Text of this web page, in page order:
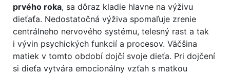
prvého roka, sa dôraz kladie hlavne na výživu
dieťaťa. Nedostatočná výživa spomaľuje zrenie
centrálneho nervového systému, telesný rast a tak
i vývin psychických funkcií a procesov. Väčšina
matiek v tomto období dojčí svoje dieťa. Pri dojčení
si dieťa vytvára emocionálny vzťah s matkou